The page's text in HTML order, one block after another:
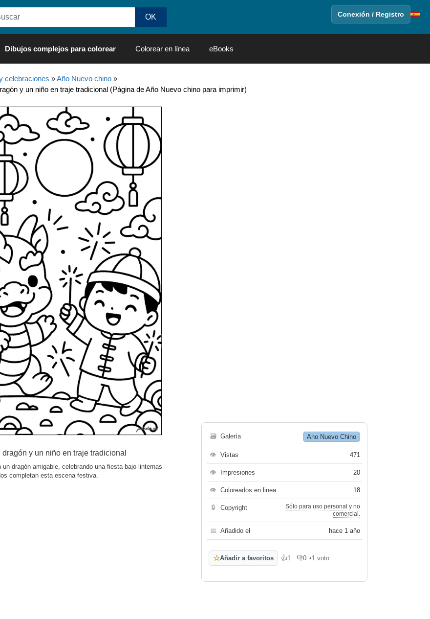
Conexión / Registro
Dibujos complejos para colorear Colorear en línea eBooks
celebraciones »Año Nuevo chino»
y un niño en traje tradicional (Página de Año Nuevo chino para imprimir)
y un niño en traje tradicional
dragón amigable, celebrando una fiesta bajo linternas
completan esta escena festiva.
🗃 Galería Ano Nuevo Chino
👁 Vistas 471
👁 Impresiones 20
👁 Coloreados en linea 18
🔒 Copyright
Sólo para uso personal y no
comercial.
📅 Añadido el hace 1 año
☆Añadir a favoritos 👍1
Me gusta
👎0
No me gusta
•1 voto